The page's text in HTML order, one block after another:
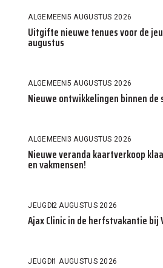
ALGEMEEN 5 AUGUSTUS 2026
Uitgifte nieuwe tenues voor de
augustus
ALGEMEEN 5 AUGUSTUS 2026
Nieuwe ontwikkelingen binnen de
ALGEMEEN 3 AUGUSTUS 2026
Nieuwe veranda kaartverkoop
en vakmensen!
JEUGD2 AUGUSTUS 2026
Ajax Clinic in de herfstvakantie bij
JEUGD 1 AUGUSTUS 2026